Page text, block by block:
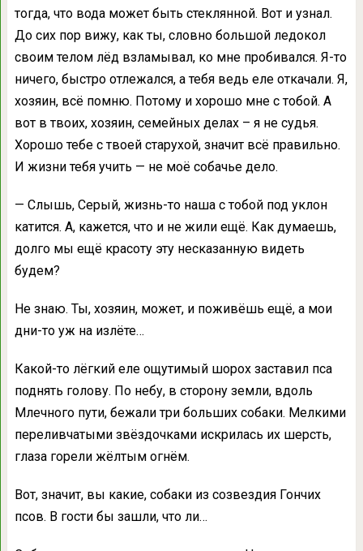
тогда, что вода может быть стеклянной. Вот и узнал.
До сих пор вижу, как ты, словно большой ледокол
своим телом лёд взламывал, ко мне пробивался. Я-то
ничего, быстро отлежался, а тебя ведь еле откачали. Я,
хозяин, всё помню. Потому и хорошо мне с тобой. А
вот в твоих, хозяин, семейных делах – я не судья.
Хорошо тебе с твоей старухой, значит всё правильно.
И жизни тебя учить — не моё собачье дело.
— Слышь, Серый, жизнь-то наша с тобой под уклон
катится. А, кажется, что и не жили ещё. Как думаешь,
долго мы ещё красоту эту несказанную видеть
будем?
Не знаю. Ты, хозяин, может, и поживёшь ещё, а мои
дни-то уж на излёте…
Какой-то лёгкий еле ощутимый шорох заставил пса
поднять голову. По небу, в сторону земли, вдоль
Млечного пути, бежали три больших собаки. Мелкими
переливчатыми звёздочками искрилась их шерсть,
глаза горели жёлтым огнём.
Вот, значит, вы какие, собаки из созвездия Гончих
псов. В гости бы зашли, что ли…